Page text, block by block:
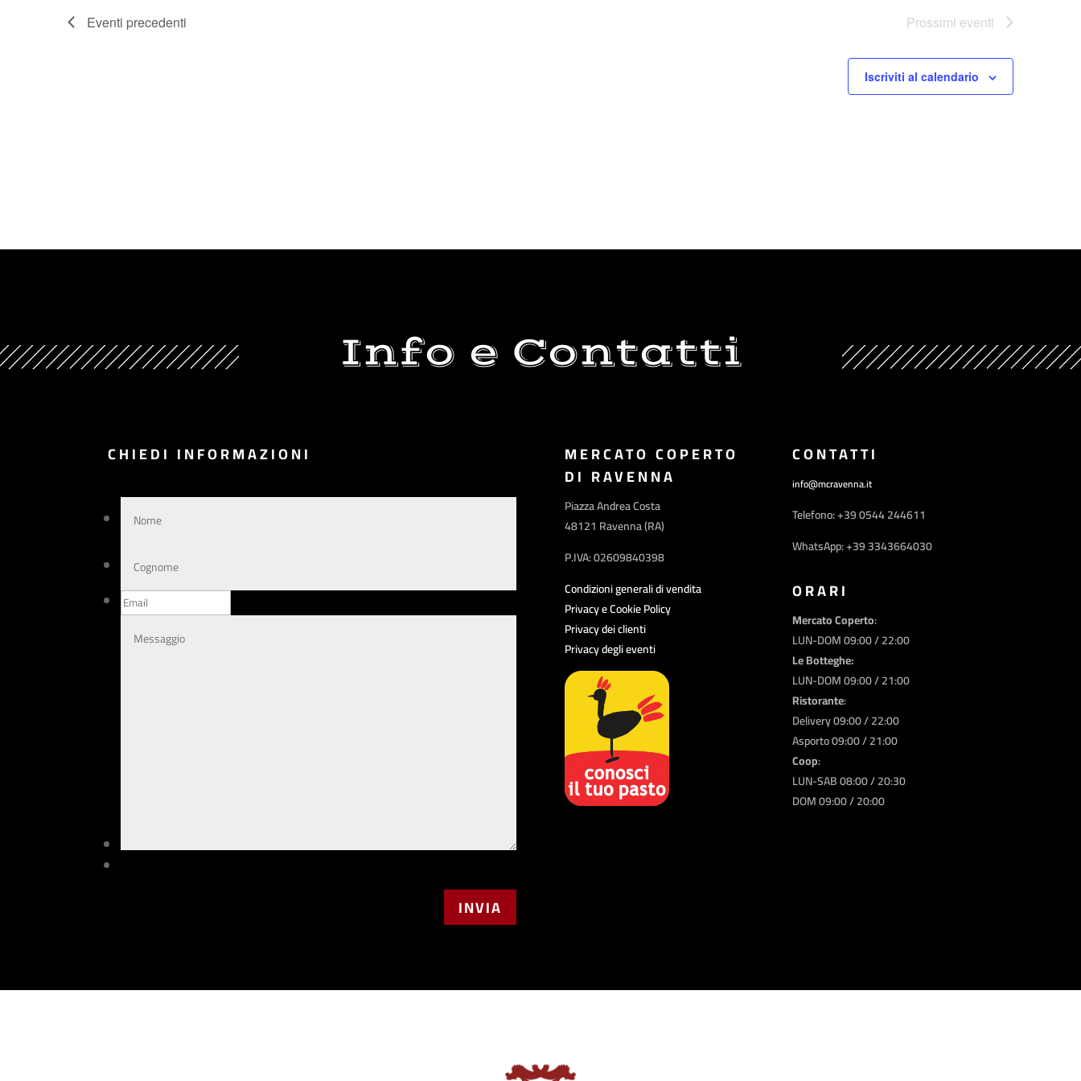
Eventi precedenti Prossimi eventi
Iscriviti al calendario
Info e Contatti
CHIEDI INFORMAZIONI
MERCATO COPERTO
DI RAVENNA
Piazza Andrea Costa
48121 Ravenna (RA)
P.IVA: 02609840398
Condizioni generali di vendita
Privacy e Cookie Policy
Privacy dei clienti
Privacy degli eventi
CONTATTI
info@mcravenna.it
Telefono: +39 0544 244611
WhatsApp: +39 3343664030
ORARI
Mercato Coperto:
LUN-DOM 09:00 / 22:00
Le Botteghe:
LUN-DOM 09:00 / 21:00
Ristorante:
Delivery 09:00 / 22:00
Asporto 09:00 / 21:00
Coop:
LUN-SAB 08:00 / 20:30
DOM 09:00 / 20:00